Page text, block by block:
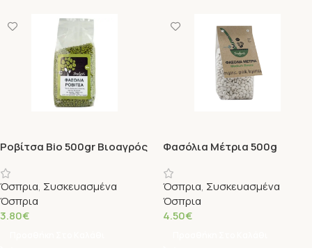
Ροβίτσα Bio 500gr Βιοαγρός
Όσπρια, Συσκευασμένα
Όσπρια
3.80€
Φασόλια Μέτρια 500g
Όσπρια, Συσκευασμένα
Όσπρια
4.50€